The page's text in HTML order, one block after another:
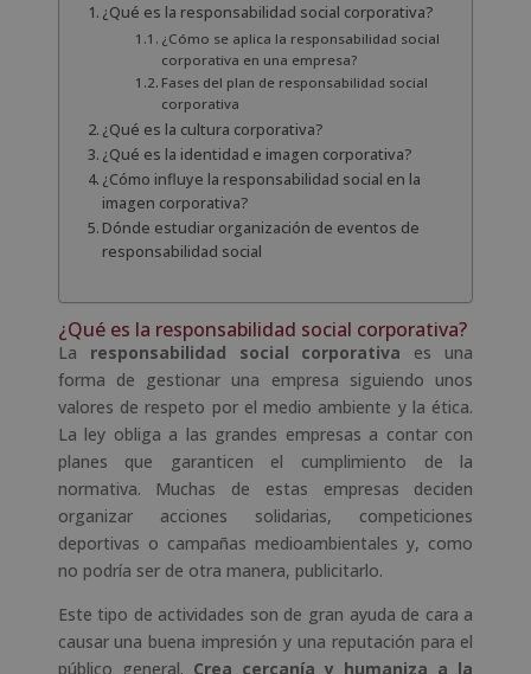
¿Qué es la responsabilidad social corporativa?
¿Cómo se aplica la responsabilidad social
corporativa en una empresa?
Fases del plan de responsabilidad social
corporativa
¿Qué es la cultura corporativa?
¿Qué es la identidad e imagen corporativa?
¿Cómo influye la responsabilidad social en la
imagen corporativa?
Dónde estudiar organización de eventos de
responsabilidad social
¿Qué es la responsabilidad social corporativa?
La responsabilidad social corporativa es una
forma de gestionar una empresa siguiendo unos
valores de respeto por el medio ambiente y la ética.
La ley obliga a las grandes empresas a contar con
planes que garanticen el cumplimiento de la
normativa. Muchas de estas empresas deciden
organizar acciones solidarias, competiciones
deportivas o campañas medioambientales y, como
no podría ser de otra manera, publicitarlo.
Este tipo de actividades son de gran ayuda de cara a
causar una buena impresión y una reputación para el
público general. Crea cercanía y humaniza a la